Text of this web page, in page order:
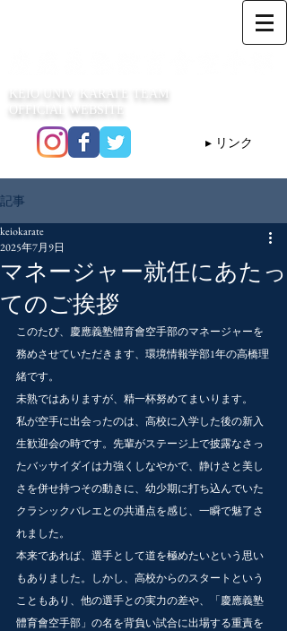
KEIO UNIV. KARATE TEAM
OFFICIAL WEBSITE
▸ リンク
記事
マネージャー就任にあたっ
てのご挨拶
keiokarate
2025年7月9日
このたび、慶應義塾體育會空手部のマネージャーを
務めさせていただきます、環境情報学部1年の高橋理
緒です。
未熟ではありますが、精一杯努めてまいります。
私が空手に出会ったのは、高校に入学した後の新入
生歓迎会の時です。先輩がステージ上で披露なさっ
たバッサイダイは力強くしなやかで、静けさと美し
さを併せ持つその動きに、幼少期に打ち込んでいた
クラシックバレエとの共通点を感じ、一瞬で魅了さ
れました。
本来であれば、選手として道を極めたいという思い
もありました。しかし、高校からのスタートという
こともあり、他の選手との実力の差や、「慶應義塾
體育會空手部」の名を背負い試合に出場する重責を